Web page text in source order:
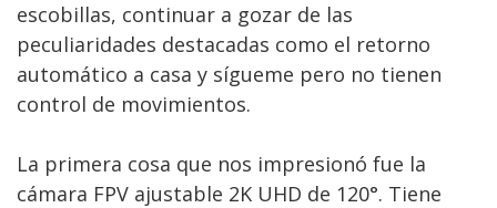
escobillas, continuar a gozar de las
peculiaridades destacadas como el retorno
automático a casa y sígueme pero no tienen
control de movimientos.
La primera cosa que nos impresionó fue la
cámara FPV ajustable 2K UHD de 120°. Tiene